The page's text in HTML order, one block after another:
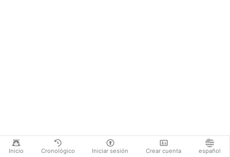
Inicio Cronológico Iniciar sesión Crear cuenta español